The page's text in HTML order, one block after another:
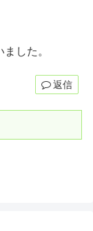
した。
返信